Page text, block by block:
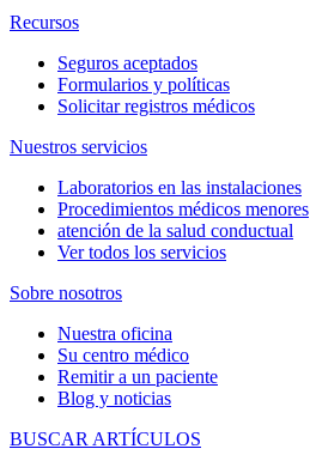
Recursos
Seguros aceptados
Formularios y políticas
Solicitar registros médicos
Nuestros servicios
Laboratorios en las instalaciones
Procedimientos médicos menores
atención de la salud conductual
Ver todos los servicios
Sobre nosotros
Nuestra oficina
Su centro médico
Remitir a un paciente
Blog y noticias
BUSCAR ARTÍCULOS